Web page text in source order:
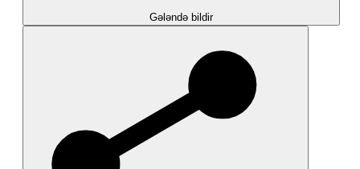
Gələndə bildir